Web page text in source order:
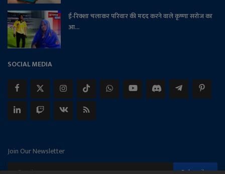
ई-रिक्शा चलाकर परिवार की मदद करने वाले कृष्णा सरोज का
आ...
SOCIAL MEDIA
Join Our Newsletter